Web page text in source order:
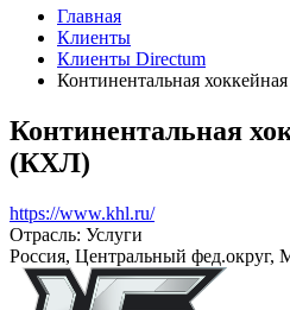
Главная
Клиенты
Клиенты Directum
Континентальная
Континентальная
(КХЛ)
https://www.khl.ru/
Отрасль: Услуги
Россия, Центральный фед.округ,